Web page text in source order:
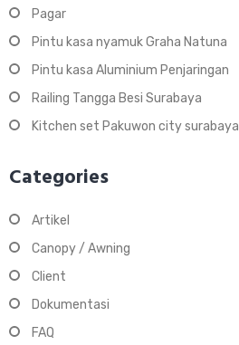
Pagar
Pintu kasa nyamuk Graha Natuna
Pintu kasa Aluminium Penjaringan
Railing Tangga Besi Surabaya
Kitchen set Pakuwon city surabaya
Categories
Artikel
Canopy / Awning
Client
Dokumentasi
FAQ